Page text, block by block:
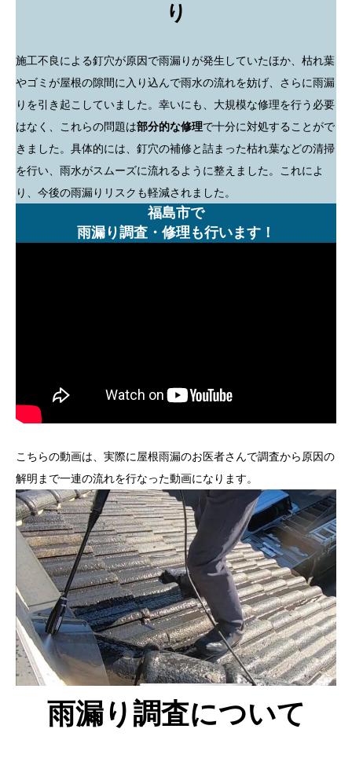
り
施工不良による釘穴が原因で雨漏りが発生していたほか、枯れ葉
やゴミが屋根の隙間に入り込んで雨水の流れを妨げ、さらに雨漏
りを引き起こしていました。幸いにも、大規模な修理を行う必要
はなく、これらの問題は部分的な修理で十分に対処することがで
きました。具体的には、釘穴の補修と詰まった枯れ葉などの清掃
を行い、雨水がスムーズに流れるように整えました。これによ
り、今後の雨漏りリスクも軽減されました。
福島市で
雨漏り調査・修理も行います！
こちらの動画は、実際に屋根雨漏のお医者さんで調査から原因の
解明まで一連の流れを行なった動画になります。
雨漏り調査について